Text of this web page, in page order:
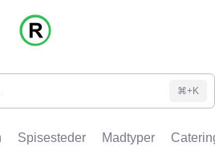
⌘+K
Spisesteder Madtyper